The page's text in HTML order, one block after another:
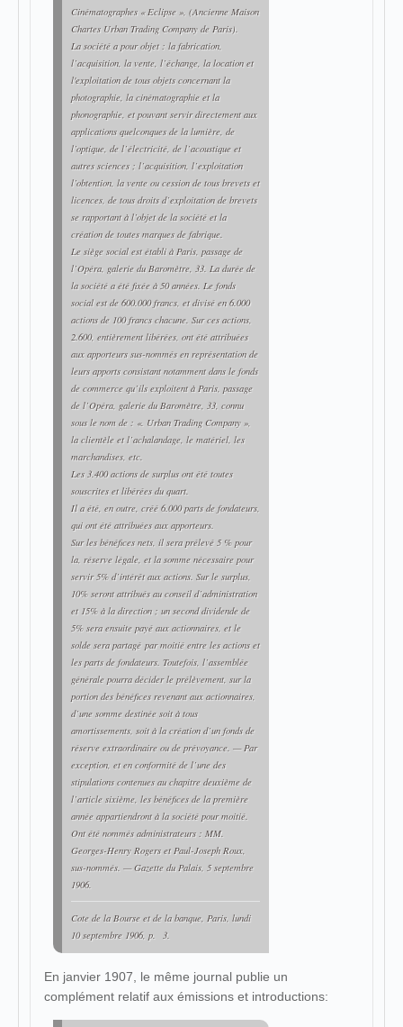
Cinématographes « Eclipse », (Ancienne Maison
Chartes Urban Trading Company de Paris)
La société a pour objet : la fabrication,
l’acquisition, la vente, l’échange, la location et
l'exploitation de tous objets concernant la
photographie, la cinématographie et la
phonographie, et pouvant servir directement aux
applications quelconques de la lumière, de
l’optique, de l’électricité, de l’acoustique et
autres sciences ; l’acquisition, l’exploitation
l’obtention, la vente ou cession de tous brevets et
licences, de tous droits d’exploitation de brevets
se rapportant à l’objet de la société et la
création de toutes marques de fabrique.
Le siège social est établi à Paris, passage de
l’Opéra, galerie du Baromètre, 33. La durée de
la société a été fixée à 50 années. Le fonds
social est de 600.000 francs, et divisé en 6.000
actions de 100 francs chacune. Sur ces actions,
2.600, entièrement libérées, ont été attribuées
aux apporteurs sus-nommés en représentation de
leurs apports consistant notamment dans le fonds
de commerce qu’ils exploitent à Paris, passage
de l’Opéra, galerie du Baromètre, 33, connu
sous le nom de : «. Urban Trading Company »,
la clientèle et l’achalandage, le matériel, les
marchandises, etc.
Les 3.400 actions de surplus ont été toutes
souscrites et libérées du quart.
Il a été, en outre, créé 6.000 parts de fondateurs,
qui ont été attribuées aux apporteurs.
Sur les bénéfices nets, il sera prélevé 5 % pour
la, réserve légale, et la somme nécessaire pour
servir 5% d’intérêt aux actions. Sur le surplus,
10% seront attribués au conseil d’administration
et 15% à la direction ; un second dividende de
5% sera ensuite payé aux actionnaires, et le
solde sera partagé par moitié entre les actions et
les parts de fondateurs. Toutefois, l’assemblée
générale pourra décider le prélèvement, sur la
portion des bénéfices revenant aux actionnaires,
d’une somme destinée soit à tous
amortissements, soit à la création d’un fonds de
réserve extraordinaire ou de prévoyance. — Par
exception, et en conformité de l’une des
stipulations contenues au chapitre deuxième de
l’article sixième, les bénéfices de la première
année appartiendront à la société pour moitié.
Ont été nommés administrateurs : MM.
Georges-Henry Rogers et Paul-Joseph Roux
sus-nommés. —Gazette du Palais 5 septembre
1906.
Cote de la Bourse et de la banque , Paris, lundi
10 septembre 1906, p. 3.
En janvier 1907, le même journal publie un
complément relatif aux émissions et introductions: